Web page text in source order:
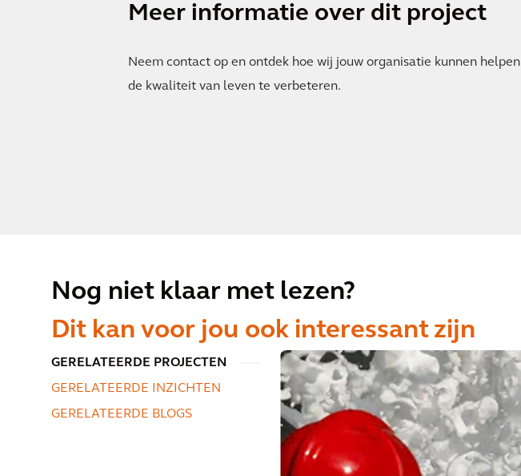
Meer informatie over dit project
Neem contact op en ontdek hoe wij jouw organisatie kunnen helpen
de kwaliteit van leven te verbeteren.
Nog niet klaar met lezen?
Dit kan voor jou ook interessant zijn
GERELATEERDE PROJECTEN
GERELATEERDE INZICHTEN
GERELATEERDE BLOGS